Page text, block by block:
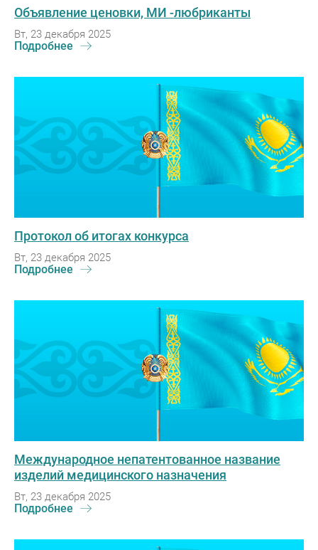
Объявление ценовки, МИ -любриканты
Вт, 23 декабря 2025
Подробнее
Протокол об итогах конкурса
Вт, 23 декабря 2025
Подробнее
Международное непатентованное название
изделий медицинского назначения
Вт, 23 декабря 2025
Подробнее